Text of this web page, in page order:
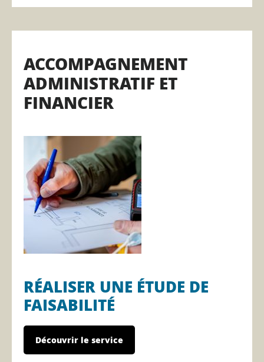
ACCOMPAGNEMENT
ADMINISTRATIF ET
FINANCIER
RÉALISER UNE ÉTUDE DE
FAISABILITÉ
Découvrir le service